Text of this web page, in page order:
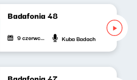
Badafonia 48
9 czerwca 2021 Kuba Badach